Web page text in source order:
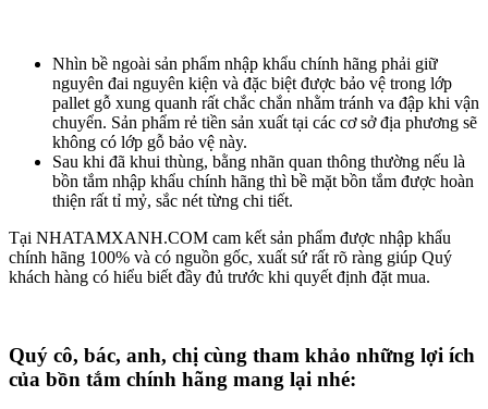
Nhìn bề ngoài sản phẩm nhập khẩu chính hãng phải giữ
nguyên đai nguyên kiện và đặc biệt được bảo vệ trong lớp
pallet gỗ xung quanh rất chắc chắn nhằm tránh va đập khi vận
chuyển. Sản phẩm rẻ tiền sản xuất tại các cơ sở địa phương sẽ
không có lớp gỗ bảo vệ này.
Sau khi đã khui thùng, bằng nhãn quan thông thường nếu là
bồn tắm nhập khẩu chính hãng thì bề mặt bồn tắm được hoàn
thiện rất tỉ mỷ, sắc nét từng chi tiết.
Tại NHATAMXANH.COM cam kết sản phẩm được nhập khẩu
chính hãng 100% và có nguồn gốc, xuất sứ rất rõ ràng giúp Quý
khách hàng có hiểu biết đầy đủ trước khi quyết định đặt mua.
Quý cô, bác, anh, chị cùng tham khảo những lợi ích
của bồn tắm chính hãng mang lại nhé: